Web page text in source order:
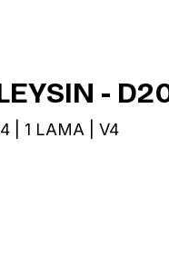
-
| 1 LAMA | V4